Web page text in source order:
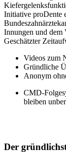
Initiative proDente
Innungen und dem
Geschätzter
Videos zum
Gründliche
Anonym
CMD-
bleiben
Der